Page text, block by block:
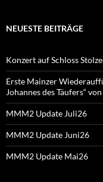
NEUESTE BEITRÄGE
Konzert auf Schloss
Erste Mainzer
Johannes des Täufers“
MMM2 Update Juli26
MMM2 Update Juni26
MMM2 Update Mai26